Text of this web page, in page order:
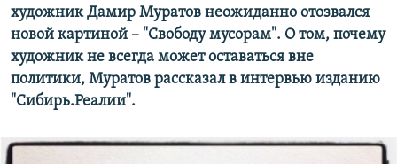
художник Дамир Муратов неожиданно отозвался
новой картиной –​ "Свободу мусорам". О том, почему
художник не всегда может оставаться вне
политики, Муратов рассказал в интервью изданию
"Сибирь.Реалии".